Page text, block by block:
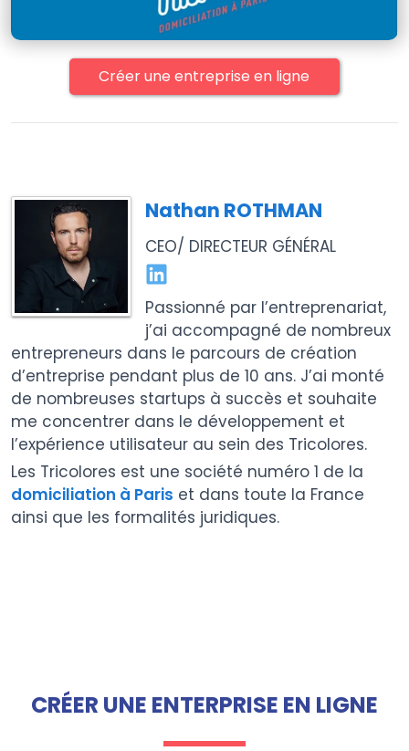
Créer une entreprise en ligne
Nathan ROTHMAN
CEO/ DIRECTEUR GÉNÉRAL
Passionné par l’entreprenariat,
j’ai accompagné de nombreux
entrepreneurs dans le parcours de création
d’entreprise pendant plus de 10 ans. J’ai monté
de nombreuses startups à succès et souhaite
me concentrer dans le développement et
l’expérience utilisateur au sein des Tricolores.
Les Tricolores est une société numéro 1 de la
domiciliation à Paris et dans toute la France
ainsi que les formalités juridiques.
CRÉER UNE ENTERPRISE EN LIGNE